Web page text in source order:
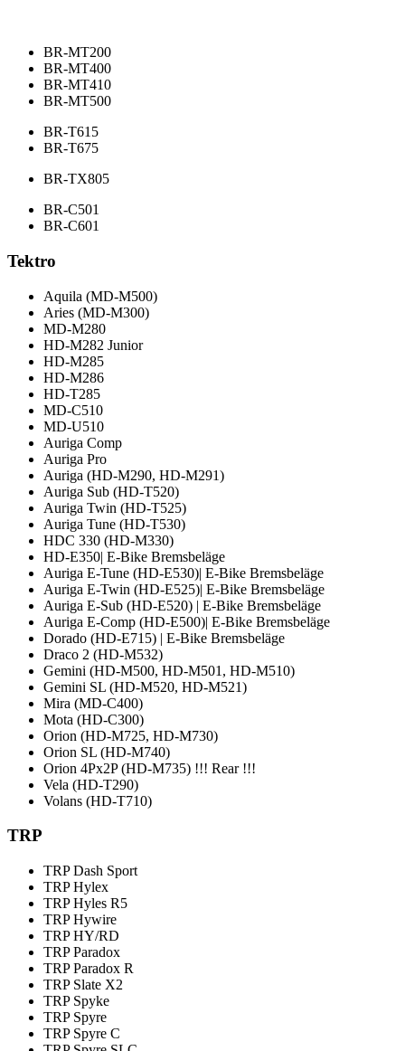
BR-MT200
BR-MT400
BR-MT410
BR-MT500
BR-T615
BR-T675
BR-TX805
BR-C501
BR-C601
Tektro
Aquila (MD-M500)
Aries (MD-M300)
MD-M280
HD-M282 Junior
HD-M285
HD-M286
HD-T285
MD-C510
MD-U510
Auriga Comp
Auriga Pro
Auriga (HD-M290, HD-M291)
Auriga Sub (HD-T520)
Auriga Twin (HD-T525)
Auriga Tune (HD-T530)
HDC 330 (HD-M330)
HD-E350| E-Bike Bremsbeläge
Auriga E-Tune (HD-E530)| E-Bike Bremsbeläge
Auriga E-Twin (HD-E525)| E-Bike Bremsbeläge
Auriga E-Sub (HD-E520) | E-Bike Bremsbeläge
Auriga E-Comp (HD-E500)| E-Bike Bremsbeläge
Dorado (HD-E715) | E-Bike Bremsbeläge
Draco 2 (HD-M532)
Gemini (HD-M500, HD-M501, HD-M510)
Gemini SL (HD-M520, HD-M521)
Mira (MD-C400)
Mota (HD-C300)
Orion (HD-M725, HD-M730)
Orion SL (HD-M740)
Orion 4Px2P (HD-M735) !!! Rear !!!
Vela (HD-T290)
Volans (HD-T710)
TRP
TRP Dash Sport
TRP Hylex
TRP Hyles R5
TRP Hywire
TRP HY/RD
TRP Paradox
TRP Paradox R
TRP Slate X2
TRP Spyke
TRP Spyre
TRP Spyre C